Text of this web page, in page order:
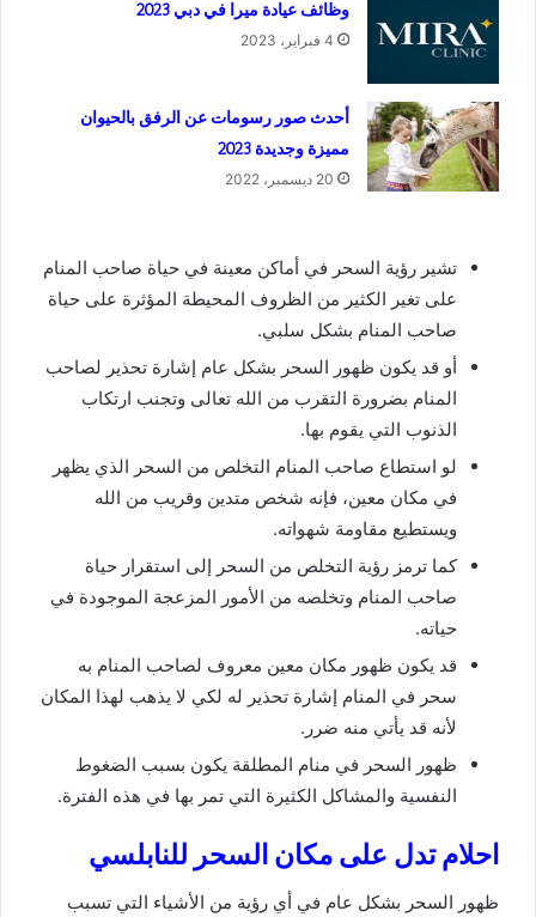
وظائف عيادة ميرا في دبي 2023
4 فبراير، 2023
أحدث صور رسومات عن الرفق بالحيوان
مميزة وجديدة 2023
20 ديسمبر، 2022
تشير رؤية السحر في أماكن معينة في حياة صاحب المنام
على تغير الكثير من الظروف المحيطة المؤثرة على حياة
صاحب المنام بشكل سلبي.
أو قد يكون ظهور السحر بشكل عام إشارة تحذير لصاحب
المنام بضرورة التقرب من الله تعالى وتجنب ارتكاب
الذنوب التي يقوم بها.
لو استطاع صاحب المنام التخلص من السحر الذي يظهر
في مكان معين، فإنه شخص متدين وقريب من الله
ويستطيع مقاومة شهواته.
كما ترمز رؤية التخلص من السحر إلى استقرار حياة
صاحب المنام وتخلصه من الأمور المزعجة الموجودة في
حياته.
قد يكون ظهور مكان معين معروف لصاحب المنام به
سحر في المنام إشارة تحذير له لكي لا يذهب لهذا المكان
لأنه قد يأتي منه ضرر.
ظهور السحر في منام المطلقة يكون بسبب الضغوط
النفسية والمشاكل الكثيرة التي تمر بها في هذه الفترة.
احلام تدل على مكان السحر للنابلسي
ظهور السحر بشكل عام في أي رؤية من الأشياء التي تسبب